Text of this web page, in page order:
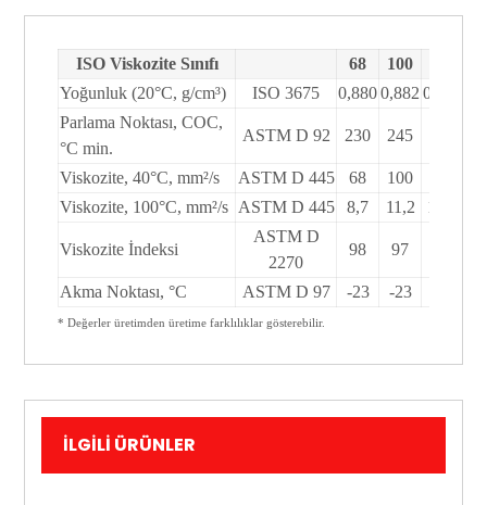
ISO Viskozite Sınıfı 68 100
Yoğunluk (20°C, g/cm³)
ISO 3675 0,880 0,882 0,888
Parlama Noktası, COC,
°C min.
ASTM D 92 230 245
Viskozite, 40°C, mm²/s ASTM D 445 68 100
Viskozite, 100°C, mm²/s ASTM D 445 8,7 11,2 14,8
Viskozite İndeksi
ASTM D
2270
98 97
Akma Noktası, °C ASTM D 97 -23 -23
* Değerler üretimden üretime farklılıklar gösterebilir.
İLGILI ÜRÜNLER